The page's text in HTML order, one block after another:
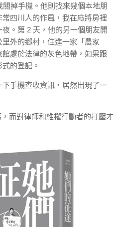
掉手機。他則找來幾個本地朋
四川人的作風，我在麻將房裡
。第 2 天，他的另一個朋友開
外的鄉村，住進一家「農家
處於法律的灰色地帶，如果跟
的登記。
手機查收資訊，居然出現了一
而對律師和維權行動者的打壓才